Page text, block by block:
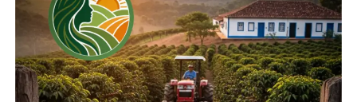
Compartilhe isso:
Facebook 18+